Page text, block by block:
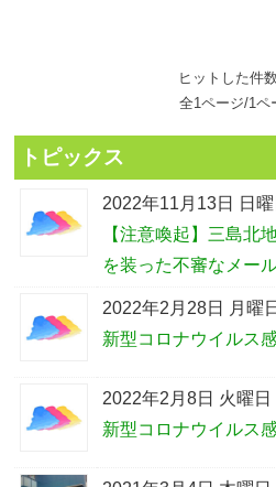
ヒットした件
全1ページ/1ペ
トピックス
2022年11月13日 日曜
【注意喚起】三島北
を装った不審なメー
2022年2月28日 月曜日
新型コロナウイルス
2022年2月8日 火曜日
新型コロナウイルス